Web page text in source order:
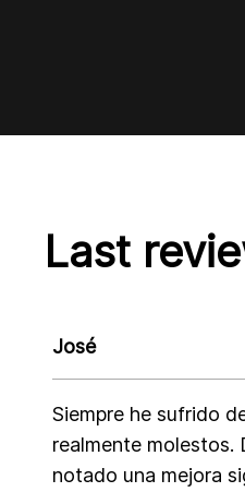
Last
José
Siempre he sufrido
realmente molestos.
notado una mejora